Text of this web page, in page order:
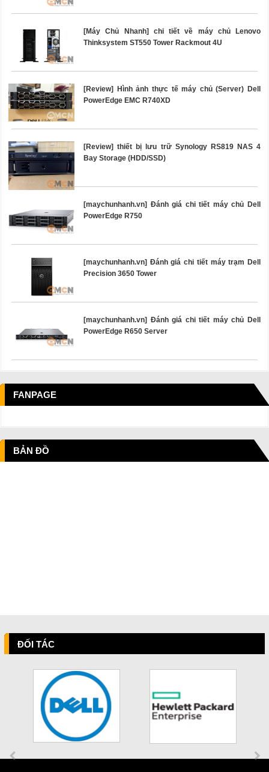
[Máy Chủ Nhanh] chi tiết về máy chủ Lenovo
Thinksystem ST550 Tower Rackmout 4U
[Review] Hình ảnh thực tế máy chủ (Server) Dell
PowerEdge EMC R740XD
[Review] thiết bị lưu trữ Synology RS819 NAS 4
Bay Storage (HDD/SSD)
[maychunhanh.vn] Đánh giá chi tiết máy chủ Dell
PowerEdge R750
[maychunhanh.vn] Đánh giá chi tiết máy trạm Dell
Precision 3650 Tower
[maychunhanh.vn] Đánh giá chi tiết máy chủ Dell
PowerEdge R650 Server
FANPAGE
BẢN ĐỒ
ĐỐI TÁC